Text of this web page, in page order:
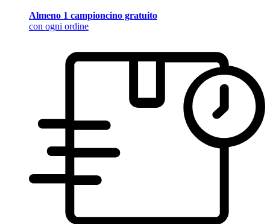
Almeno 1 campioncino gratuito
con ogni ordine